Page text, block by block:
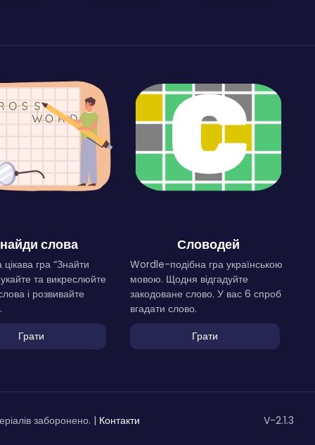
слова
гра “Знайти
та викреслюйте
і розвивайте
Грати
Словодей
Wordle-подібна гра українською
мовою. Щодня відгадуйте
закодоване слово. У вас 6 спроб
вгадати слово.
Грати
заборонено. | Контакти V-2.1.3